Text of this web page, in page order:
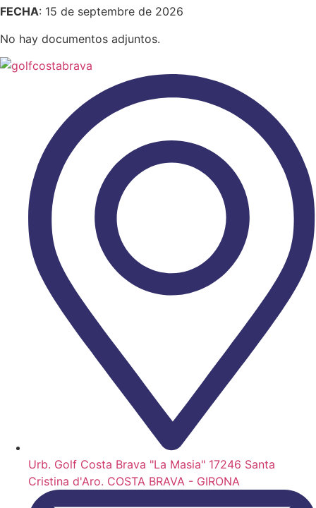
FECHA: 15 de septembre de 2026
No hay documentos adjuntos.
Urb. Golf Costa Brava "La Masia" 17246 Santa
Cristina d'Aro. COSTA BRAVA - GIRONA